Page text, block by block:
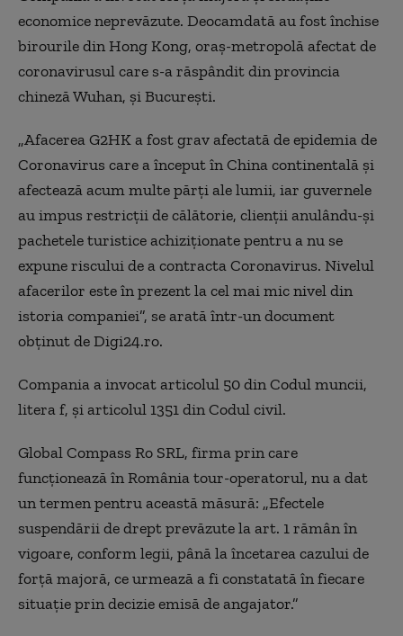
economice neprevăzute. Deocamdată au fost închise
birourile din Hong Kong, oraș-metropolă afectat de
coronavirusul care s-a răspândit din provincia
chineză Wuhan, și București.
„Afacerea G2HK a fost grav afectată de epidemia de
Coronavirus care a început în China continentală și
afectează acum multe părți ale lumii, iar guvernele
au impus restricții de călătorie, clienții anulându-și
pachetele turistice achiziționate pentru a nu se
expune riscului de a contracta Coronavirus. Nivelul
afacerilor este în prezent la cel mai mic nivel din
istoria companiei”, se arată într-un document
obținut de Digi24.ro.
Compania a invocat articolul 50 din Codul muncii,
litera f, și articolul 1351 din Codul civil.
Global Compass Ro SRL, firma prin care
funcționează în România tour-operatorul, nu a dat
un termen pentru această măsură: „Efectele
suspendării de drept prevăzute la art. 1 rămân în
vigoare, conform legii, până la încetarea cazului de
forță majoră, ce urmează a fi constatată în fiecare
situație prin decizie emisă de angajator.”